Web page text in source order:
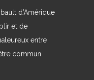
d’Amérique
et de
entre
commun